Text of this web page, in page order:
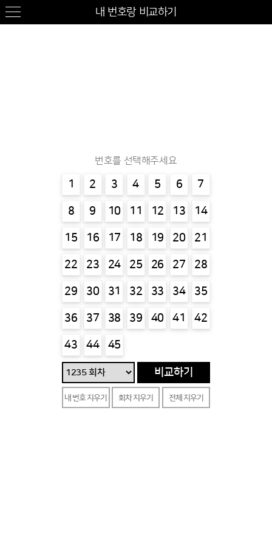
내 번호랑 비교하기
번호를 선택해주세요
1 2 3 4 5 6 7
8 9 10 11 12 13 14
15 16 17 18 19 20 21
22 23 24 25 26 27 28
29 30 31 32 33 34 35
36 37 38 39 40 41 42
43 44 45
비교하기
내 번호 지우기 회차 지우기 전체 지우기